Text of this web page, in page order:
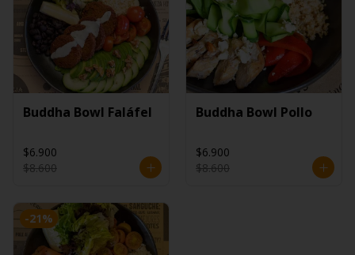
Buddha Bowl Faláfel
$6.900
$8.600
Buddha Bowl Pollo
$6.900
$8.600
-21%